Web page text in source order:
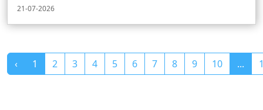
21-07-2026
‹ 1 2 3 4 5 6 7 8 9 10 ...